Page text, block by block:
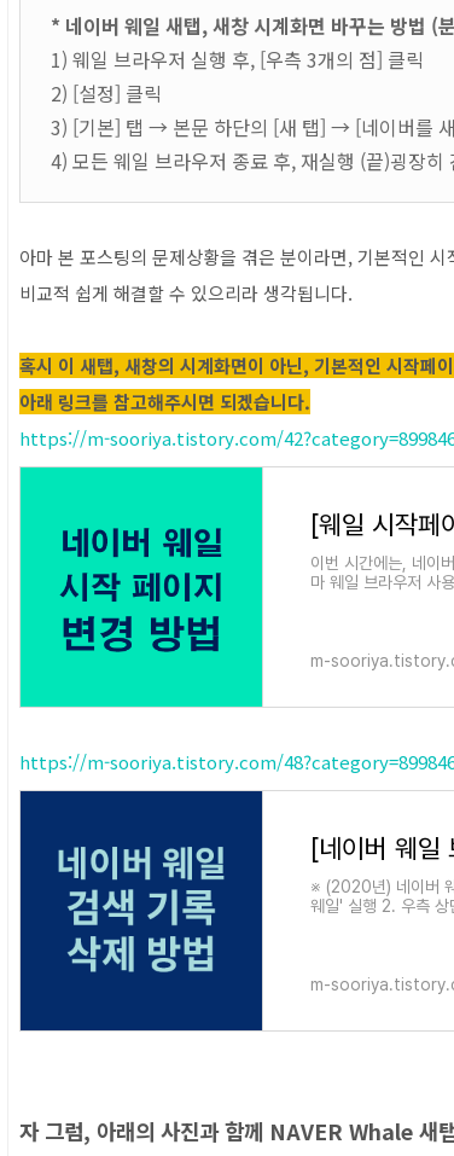
* 네이버 웨일 새탭, 새창 시계화면 바꾸는 방법 (
1) 웨일 브라우저 실행 후, [우측 3개의 점] 클릭
2) [설정] 클릭
3) [기본] 탭 → 본문 하단의 [새 탭] → [네이버를
4) 모든 웨일 브라우저 종료 후, 재실행 (끝)굉장히
아마 본 포스팅의 문제상황을 겪은 분이라면, 기본적인
비교적 쉽게 해결할 수 있으리라 생각됩니다.
혹시 이 새탭, 새창의 시계화면이 아닌, 기본적인 시작페
아래 링크를 참고해주시면 되겠습니다.
https://m-sooriya.tistory.com/
이번 시간에는, 네이
마 웨일 브라우저 사
m-
https://m-sooriya.tistory.com/
※ (2020년) 네이버
웨일' 실행 2. 우측
m-
자 그럼, 아래의 사진과 함께 NAVER Whale 새